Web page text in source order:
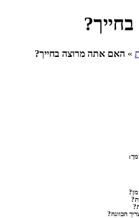
» האם אתה מרוצה בחייך?
הכוונה?